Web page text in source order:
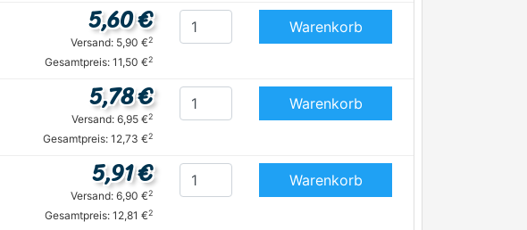
5,60 €
Versand: 5,90 €2
Gesamtpreis: 11,50 €2
Warenkorb
5,78 €
Versand: 6,95 €2
Gesamtpreis: 12,73 €2
Warenkorb
5,91 €
Versand: 6,90 €2
Gesamtpreis: 12,81 €2
Warenkorb